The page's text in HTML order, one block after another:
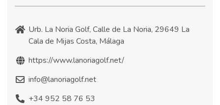
Urb. La Noria Golf, Calle de La Noria, 29649 La
Cala de Mijas Costa, Málaga
https://www.lanoriagolf.net/
info@lanoriagolf.net
+34 952 58 76 53